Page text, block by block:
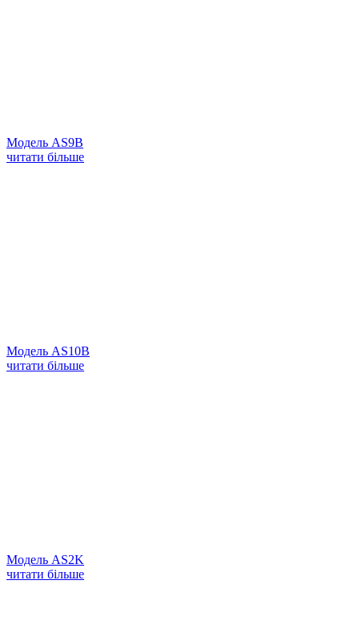
Модель AS9B
читати більше
Модель AS10B
читати більше
Модель AS2K
читати більше